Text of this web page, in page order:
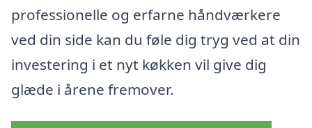
professionelle og erfarne håndværkere
ved din side kan du føle dig tryg ved at din
investering i et nyt køkken vil give dig
glæde i årene fremover.